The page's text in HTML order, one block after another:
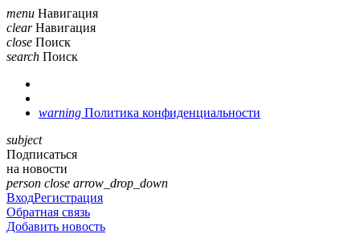
menu Навигация
clear Навигация
close Поиск
search Поиск
warning Политика конфиденциальности
subject
Подписаться
на новости
person close arrow_drop_down
ВходРегистрация
Обратная связь
Добавить новость